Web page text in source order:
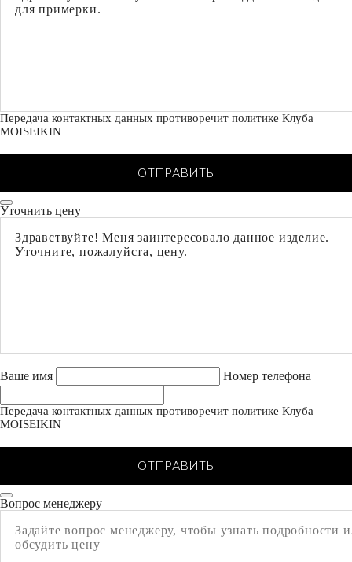
Передача контактных данных противоречит политике Клуба
MOISEIKIN
ОТПРАВИТЬ
Уточнить цену
Ваше имя Номер телефона
Передача контактных данных противоречит политике Клуба
MOISEIKIN
ОТПРАВИТЬ
Вопрос менеджеру